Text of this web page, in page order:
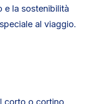
e la sostenibilità
al viaggio.
corto o cortino